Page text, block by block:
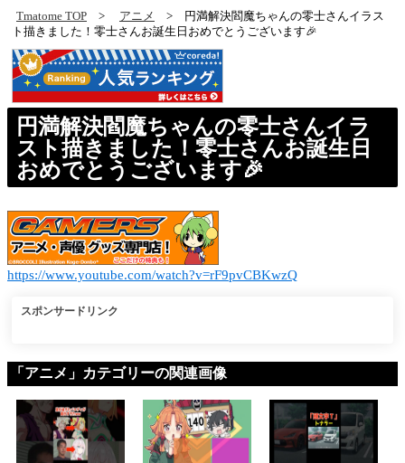
Tmatome TOP アニメ
円満解決閻魔ちゃんの零士さんイラス
ト描きました！零士さんお誕生日おめでとうございます🎉
円満解決閻魔ちゃんの零士さんイラ
スト描きました！零士さんお誕生日
おめでとうございます🎉
https://www.youtube.com/watch?v=rF9pvCBKwzQ
スポンサードリンク
「アニメ」カテゴリーの関連画像